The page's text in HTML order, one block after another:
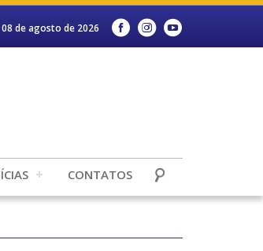
08 de agosto de 2026
CONTATOS